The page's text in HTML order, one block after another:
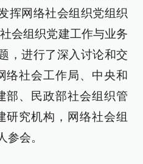
挥网络社会组织党组织
会组织党建工作与业务
，进行了深入讨论和交
络社会工作局、中央和
部、民政部社会组织管
研究机构，网络社会组
参会。